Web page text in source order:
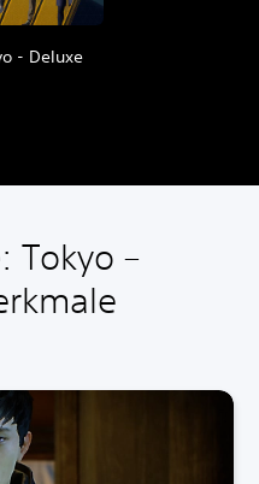
- Deluxe
Tokyo –